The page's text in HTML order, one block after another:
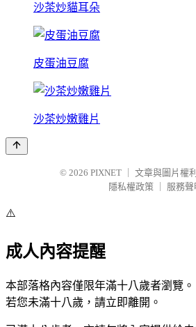
沙茶炒貓耳朵
皮蛋油豆腐
沙茶炒嫩雞片
© 2026 PIXNET
文章與圖片權
隱私權政策
服務聲
⚠️
成人內容提醒
本部落格內容僅限年滿十八歲者瀏覽。
若您未滿十八歲，請立即離開。